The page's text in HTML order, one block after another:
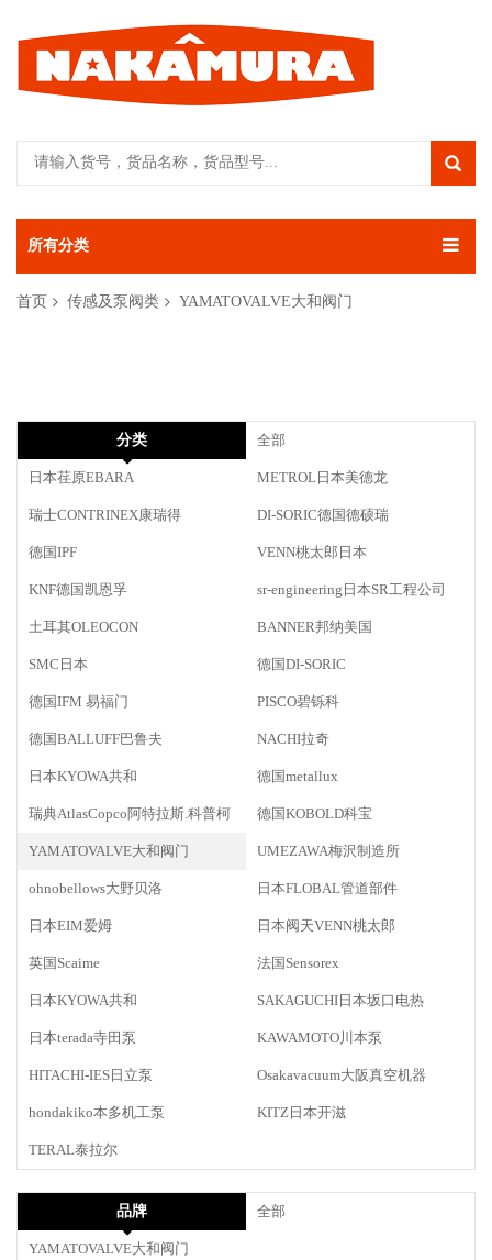
所有分类
首页 传感及泵阀类 YAMATOVALVE大和阀门
分类 全部
日本荏原EBARA METROL日本美德龙
瑞士CONTRINEX康瑞得 DI-SORIC德国德硕瑞
德国IPF VENN桃太郎日本
KNF德国凯恩孚 sr-engineering日本SR工程公司
土耳其OLEOCON BANNER邦纳美国
SMC日本 德国DI-SORIC
德国IFM 易福门 PISCO碧铄科
德国BALLUFF巴鲁夫 NACHI拉奇
日本KYOWA共和 德国metallux
瑞典AtlasCopco阿特拉斯.科普柯 德国KOBOLD科宝
YAMATOVALVE大和阀门 UMEZAWA梅沢制造所
ohnobellows大野贝洛 日本FLOBAL管道部件
日本EIM爱姆 日本阀天VENN桃太郎
英国Scaime 法国Sensorex
日本KYOWA共和 SAKAGUCHI日本坂口电热
日本terada寺田泵 KAWAMOTO川本泵
HITACHI-IES日立泵 Osakavacuum大阪真空机器
hondakiko本多机工泵 KITZ日本开滋
TERAL泰拉尔
品牌 全部
YAMATOVALVE大和阀门